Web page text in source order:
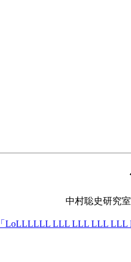
中村聡史研究
「LoLLLLLL LLL LLL LLL LLL